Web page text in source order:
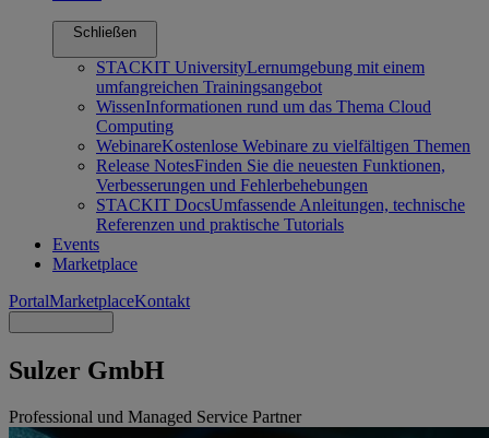
Schließen
STACKIT UniversityLernumgebung mit einem
umfangreichen Trainingsangebot
WissenInformationen rund um das Thema Cloud
Computing
WebinareKostenlose Webinare zu vielfältigen Themen
Release NotesFinden Sie die neuesten Funktionen,
Verbesserungen und Fehlerbehebungen
STACKIT DocsUmfassende Anleitungen, technische
Referenzen und praktische Tutorials
Events
Marketplace
PortalMarketplaceKontakt
Sulzer GmbH
Professional und Managed Service Partner